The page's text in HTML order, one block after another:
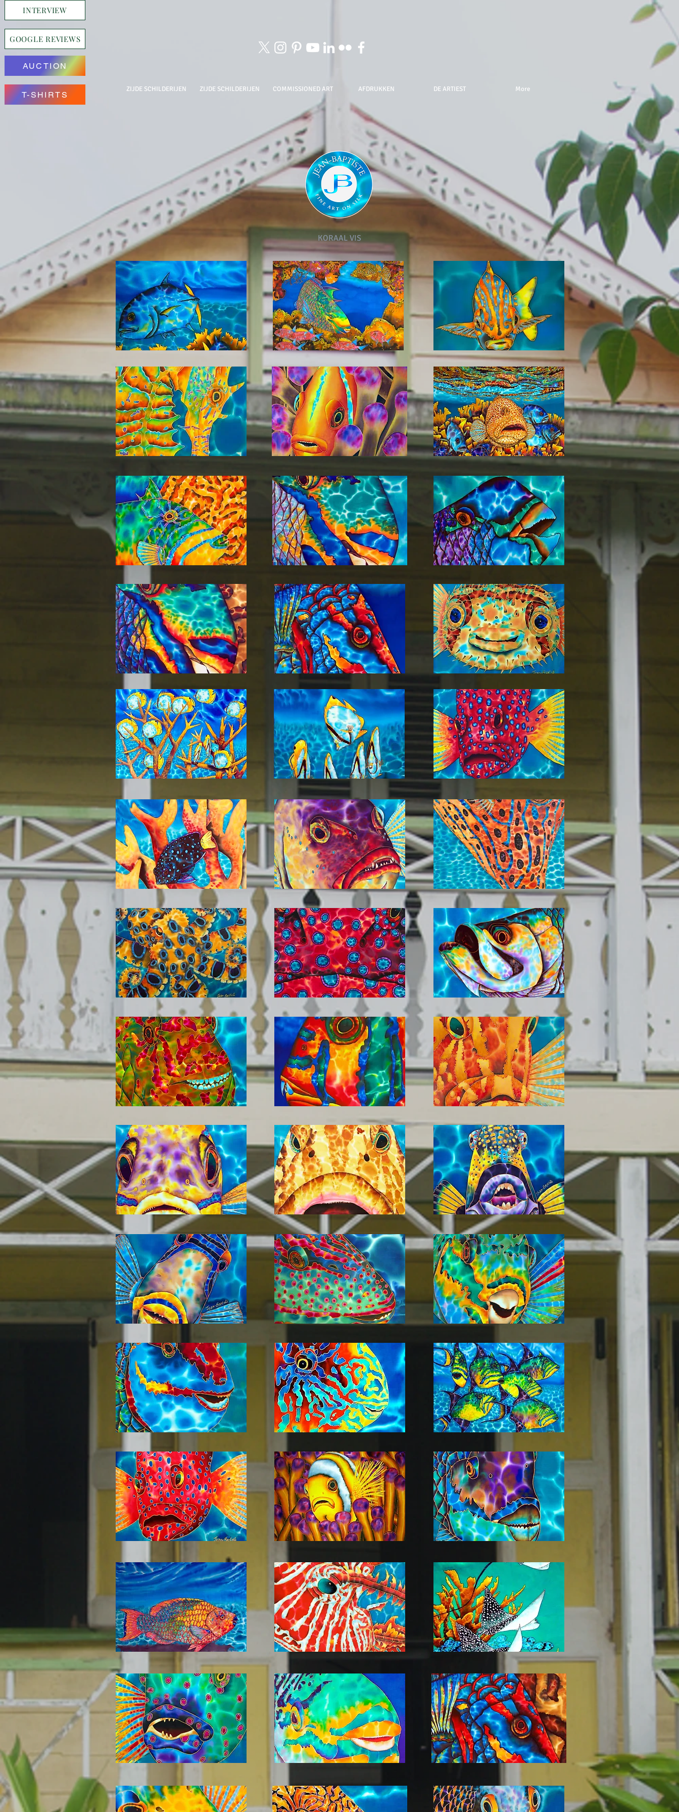
INTERVIEW
GOOGLE REVIEWS
AUCTION
T-SHIRTS
ZIJDE SCHILDERIJEN ZIJDE SCHILDERIJEN COMMISSIONED ART AFDRUKKEN DE ARTIEST More
KORAAL VIS